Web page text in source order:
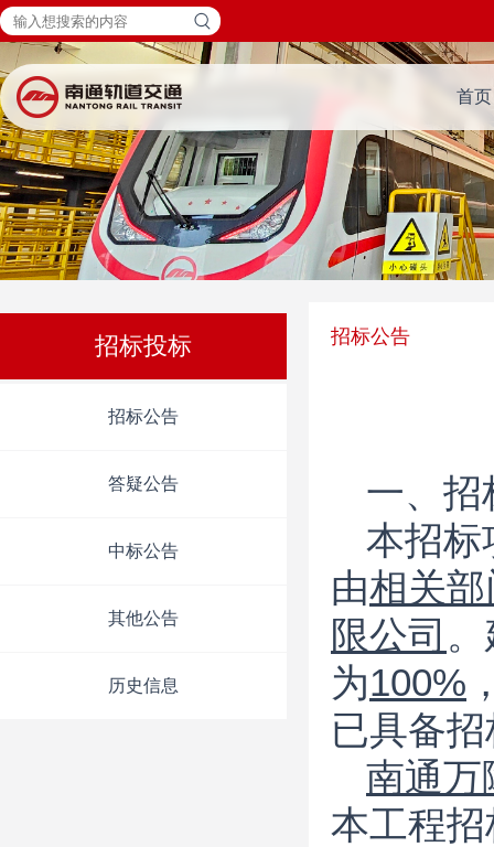
首页
招标投标
招标公告
答疑公告
中标公告
其他公告
历史信息
招标公告
一、招
本招标
由相关部
限公司
为100%
已具备
南通万
本工程